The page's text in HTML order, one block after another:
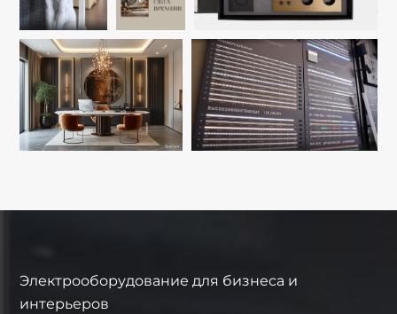
Электрооборудование для бизнеса и
интерьеров